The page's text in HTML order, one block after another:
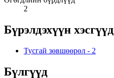
2
Бүрэлдэхүүн хэсгүүд
Тусгай зөвшөөрөл - 2
Бүлгүүд